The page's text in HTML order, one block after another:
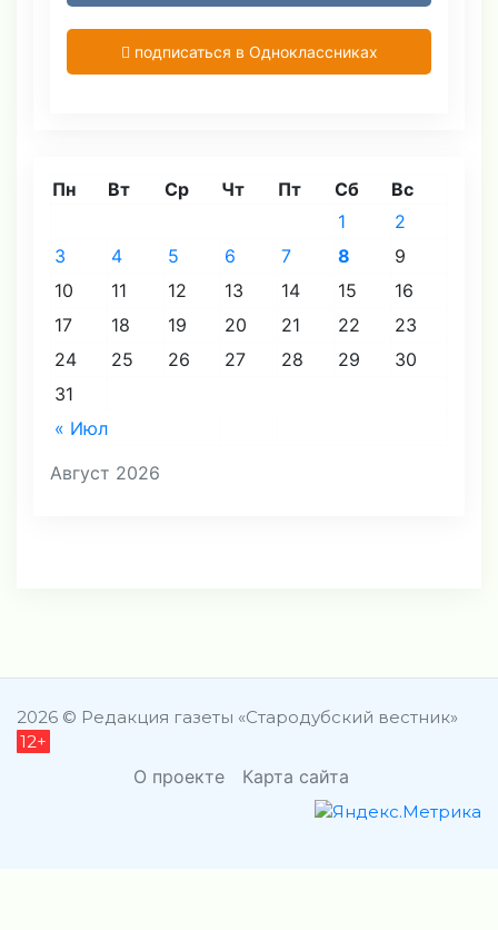
подписаться в Одноклассниках
Август 2026
Пн Вт Ср Чт Пт Сб Вс
« Июл
1
2
3
4 5 6 7 8
9
10
11 12 13 14 15
16
17
18 19 20 21 22
23
24
25 26 27 28 29
30
31
2026 © Редакция газеты «Стародубский вестник»
12+
О проекте Карта сайта